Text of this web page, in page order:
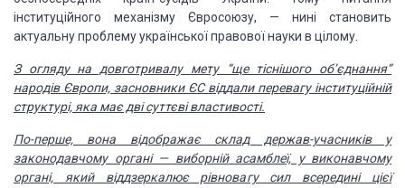
інституційного механізму Євросоюзу, — нині становить
актуальну проблему української правової науки в цілому.
Зогляду на довготривалу мету “ще тіснішого об’єднання”
народів Європи, засновники ЄС віддали перевагу інституційній
структурі, яка має дві суттєвівластивості.
По-перше, вона відображає склад держав-учасників у
законодавчому органі — виборнійасамблеї, у виконавчому
органі, який віддзеркалює рівновагу сил всередині цієї